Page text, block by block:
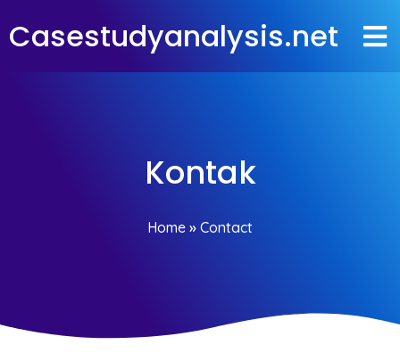
Casestudyanalysis.net
Kontak
Home » Contact